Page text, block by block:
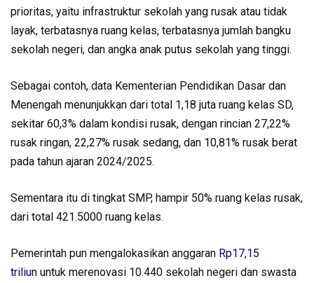
prioritas, yaitu infrastruktur sekolah yang rusak atau tidak
layak, terbatasnya ruang kelas, terbatasnya jumlah bangku
sekolah negeri, dan angka anak putus sekolah yang tinggi.
Sebagai contoh, data Kementerian Pendidikan Dasar dan
Menengah menunjukkan dari total 1,18 juta ruang kelas SD,
sekitar 60,3% dalam kondisi rusak, dengan rincian 27,22%
rusak ringan, 22,27% rusak sedang, dan 10,81% rusak berat
pada tahun ajaran 2024/2025.
Sementara itu di tingkat SMP, hampir 50% ruang kelas rusak,
dari total 421.5000 ruang kelas.
Pemerintah pun mengalokasikan anggaran Rp17,15
triliun untuk merenovasi 10.440 sekolah negeri dan swasta